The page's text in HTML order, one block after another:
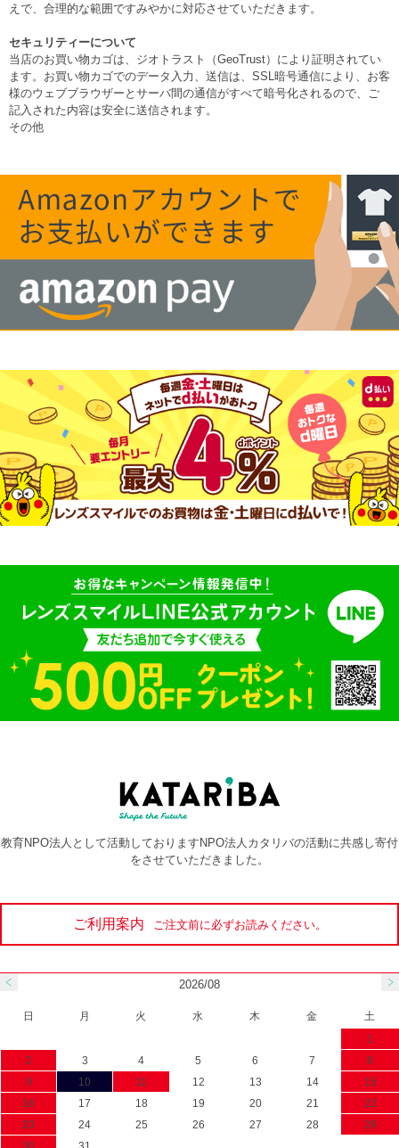
えで、合理的な範囲ですみやかに対応させていただきます。
セキュリティーについて
当店のお買い物カゴは、ジオトラスト（GeoTrust）により証明されてい
ます。お買い物カゴでのデータ入力、送信は、SSL暗号通信により、お客
様のウェブブラウザーとサーバ間の通信がすべて暗号化されるので、ご
記入された内容は安全に送信されます。
その他
教育NPO法人として活動しておりますNPO法人カタリバの活動に共感し寄付
をさせていただきました。
ご利用案内 ご注文前に必ずお読みください。
2026/08
日 月 火 水 木 金
土
1
2
3 4 5 6 7
8
9
10 11 12 13 14
15
16
17 18 19 20 21
22
23
24 25 26 27 28
29
30
31